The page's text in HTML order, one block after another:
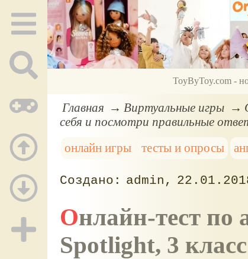
ToyByToy.com -
Главная Виртуальные игры
себя и посмотри правильные
онлайн игры
тесты и опросы
admin
Онлайн-тест по английскому языку №3,
Spotlight, 3 класс